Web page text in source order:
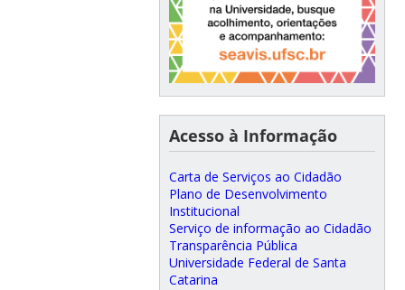
Acesso à Informação
Carta de Serviços ao Cidadão
Plano de Desenvolvimento
Institucional
Serviço de informação ao Cidadão
Transparência Pública
Universidade Federal de Santa
Catarina